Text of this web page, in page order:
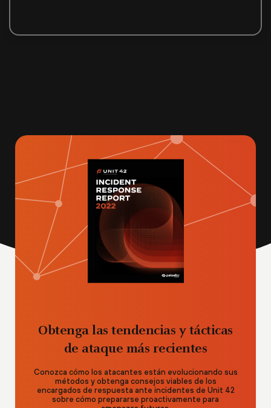
Obtenga las tendencias y tácticas
de ataque más recientes
Conozca cómo los atacantes están evolucionando sus
métodos y obtenga consejos viables de los
encargados de respuesta ante incidentes de Unit 42
sobre cómo prepararse proactivamente para